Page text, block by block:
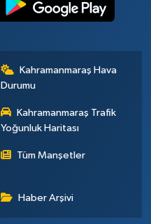
Kahramanmaraş Hava
Durumu
Kahramanmaraş Trafik
Yoğunluk Haritası
Tüm Manşetler
Haber Arşivi